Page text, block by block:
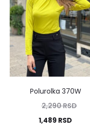
Polurolka 370W
2,290RSD
1,489 RSD